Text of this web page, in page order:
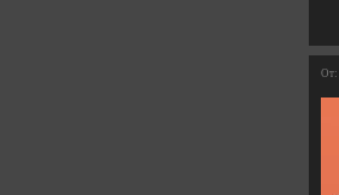
От: